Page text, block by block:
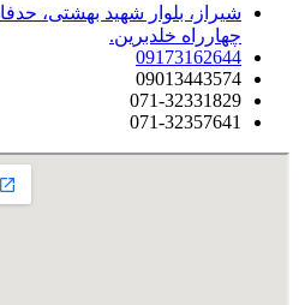
شیراز، بلوار شهید بهشتی،
چهارراه خلدبرین.
09173162644
09013443574
071-32331829
071-32357641